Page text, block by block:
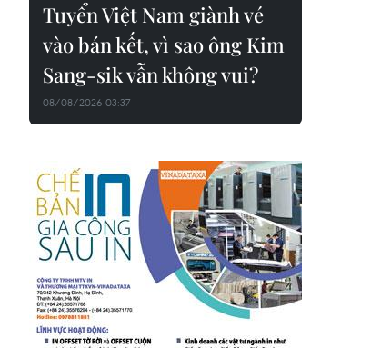
Tuyển Việt Nam giành vé
vào bán kết, vì sao ông Kim
Sang-sik vẫn không vui?
08/08/2026 03:37